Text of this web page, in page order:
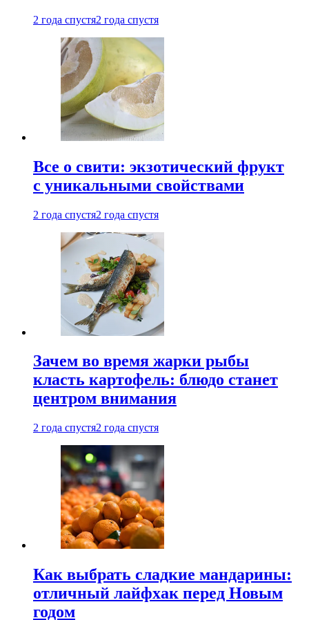
2 года спустя2 года спустя
Все о свити: экзотический фрукт
с уникальными свойствами
2 года спустя2 года спустя
Зачем во время жарки рыбы
класть картофель: блюдо станет
центром внимания
2 года спустя2 года спустя
Как выбрать сладкие мандарины:
отличный лайфхак перед Новым
годом